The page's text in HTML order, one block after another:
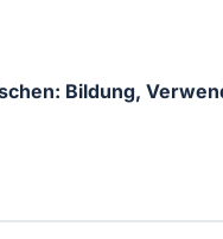
Bildung,